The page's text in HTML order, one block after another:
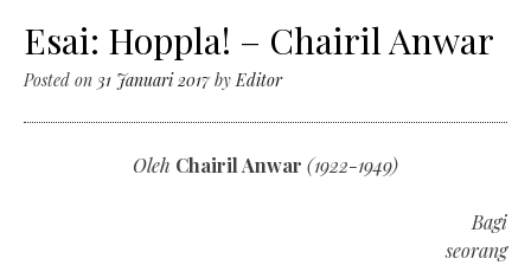
Esai: Hoppla! – Chairil Anwar
Posted on 31 Januari 2017byEditor
Oleh Chairil Anwar (1922-1949)
Bagi
seorang